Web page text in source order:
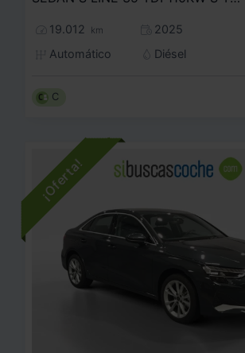
19.012 km
2025
Automático
Diésel
C